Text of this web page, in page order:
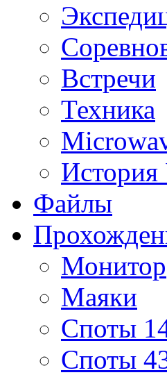
Встречи
Техника
Файлы
Монитор
Маяки
Споты
Споты